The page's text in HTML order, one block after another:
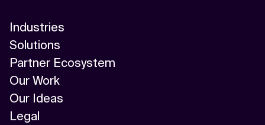
Industries
Solutions
Partner Ecosystem
Our Work
Our Ideas
Legal